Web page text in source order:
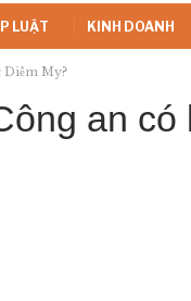
LUẬT KINH DOANH
Diễm My?
an có